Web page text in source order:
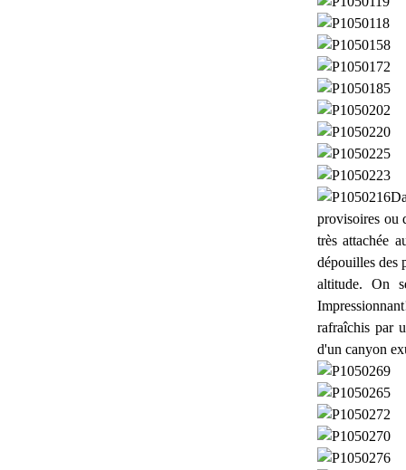
provisoires ou
très attachée
dépouilles des
altitude. On
rafraîchis par
d'un canyon